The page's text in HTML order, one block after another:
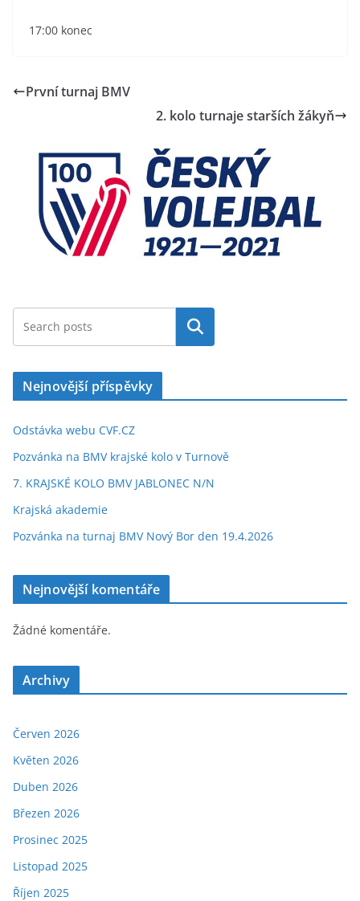
17:00 konec
První turnaj BMV
2. kolo turnaje starších žákyň
Hledat
Nejnovější příspěvky
Odstávka webu CVF.CZ
Pozvánka na BMV krajské kolo v Turnově
7. KRAJSKÉ KOLO BMV JABLONEC N/N
Krajská akademie
Pozvánka na turnaj BMV Nový Bor den 19.4.2026
Nejnovější komentáře
Žádné komentáře.
Archivy
Červen 2026
Květen 2026
Duben 2026
Březen 2026
Prosinec 2025
Listopad 2025
Říjen 2025